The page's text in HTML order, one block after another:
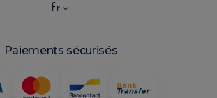
fr
Paiements sécurisés